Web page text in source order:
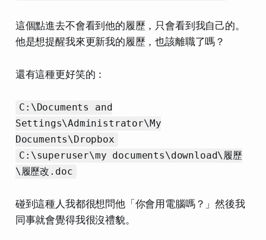
這個點進去不會看到他的履歷，只會看到我自己的。
他是想提醒我來更新我的履歷，也該離職了嗎？
還有這種更好笑的：
C:\Documents and
Settings\Administrator\My
Documents\Dropbox
C:\superuser\my documents\download\履歷
\履歷改.doc
碰到這種人我都很想問他「你會用電腦嗎？」然後我
同事就會覺得我很沒禮貌。